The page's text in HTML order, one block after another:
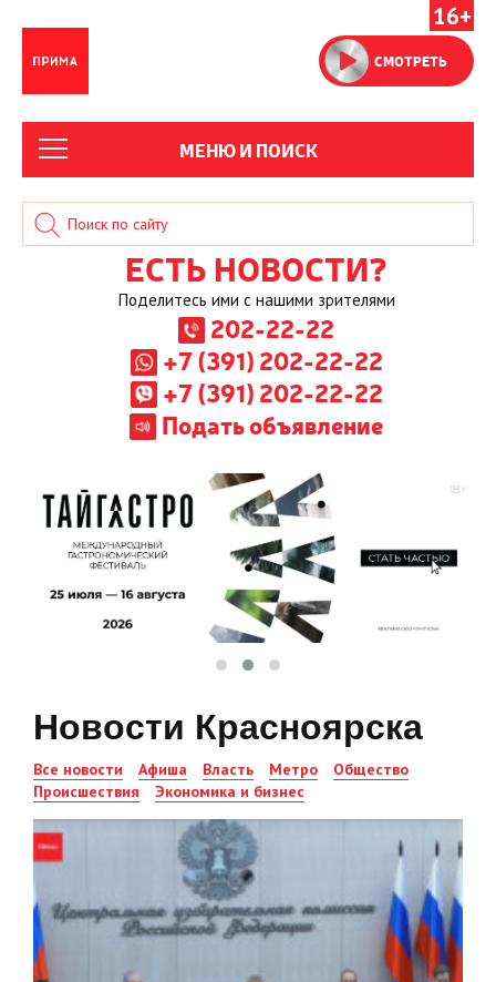
16+
СМОТРЕТЬ
МЕНЮ И ПОИСК
ЕСТЬ НОВОСТИ?
Поделитесь ими с нашими зрителями
202-22-22
+7 (391) 202-22-22
+7 (391) 202-22-22
Подать объявление
Новости Красноярска
Все новости Афиша Власть Метро
Общество
Происшествия
Экономика и бизнес